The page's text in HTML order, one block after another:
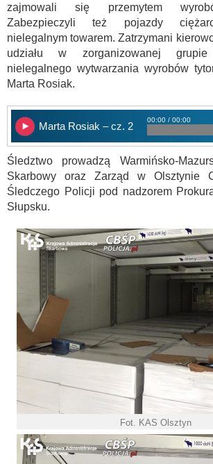
zajmowali się przemytem
Zabezpieczyli też pojazdy
nielegalnym towarem. Zatrzymani
udziału w zorganizowanej
nielegalnego wytwarzania wyrobów
Marta Rosiak.
Marta Rosiak – cz. 2
00:00 / 00:00
Śledztwo prowadzą Warmińsko-
Skarbowy oraz Zarząd w Olsztynie
Śledczego Policji pod nadzorem
Słupsku.
Fot. KAS Olsztyn